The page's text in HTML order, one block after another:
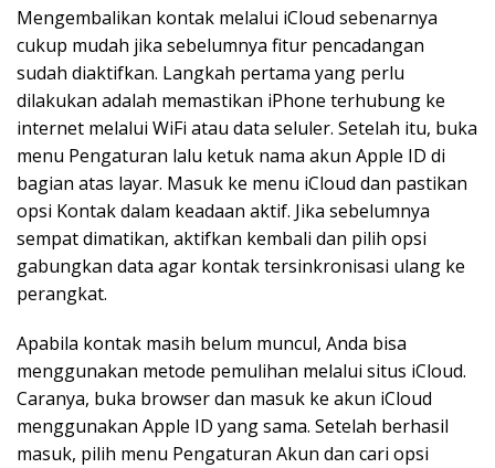
Mengembalikan kontak melalui iCloud sebenarnya
cukup mudah jika sebelumnya fitur pencadangan
sudah diaktifkan. Langkah pertama yang perlu
dilakukan adalah memastikan iPhone terhubung ke
internet melalui WiFi atau data seluler. Setelah itu, buka
menu Pengaturan lalu ketuk nama akun Apple ID di
bagian atas layar. Masuk ke menu iCloud dan pastikan
opsi Kontak dalam keadaan aktif. Jika sebelumnya
sempat dimatikan, aktifkan kembali dan pilih opsi
gabungkan data agar kontak tersinkronisasi ulang ke
perangkat.
Apabila kontak masih belum muncul, Anda bisa
menggunakan metode pemulihan melalui situs iCloud.
Caranya, buka browser dan masuk ke akun iCloud
menggunakan Apple ID yang sama. Setelah berhasil
masuk, pilih menu Pengaturan Akun dan cari opsi